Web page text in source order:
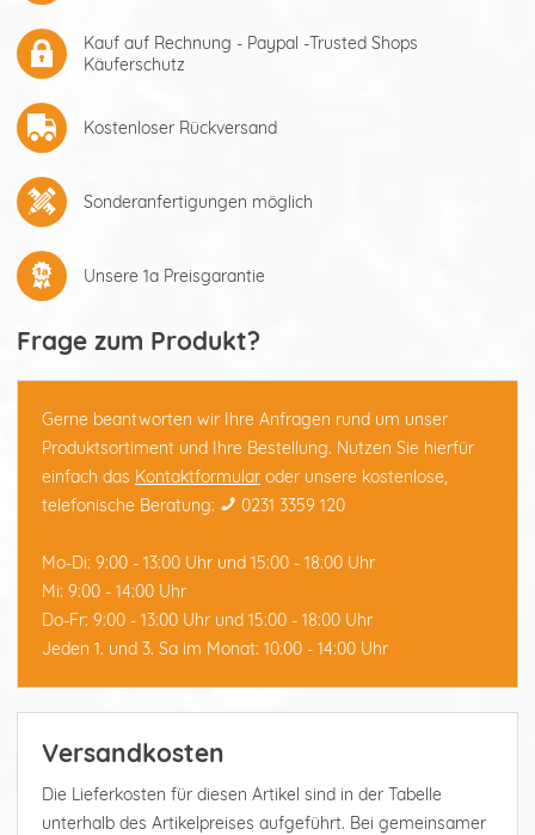
Kauf auf Rechnung - Paypal -Trusted Shops
Käuferschutz
Kostenloser Rückversand
Sonderanfertigungen möglich
Unsere 1a Preisgarantie
Frage zum Produkt?
Gerne beantworten wir Ihre Anfragen rund um unser
Produktsortiment und Ihre Bestellung. Nutzen Sie hierfür
einfach das Kontaktformular oder unsere kostenlose,
telefonische Beratung:
0231 3359 120
Mo-Di: 9:00 - 13:00 Uhr und 15:00 - 18:00 Uhr
Mi: 9:00 - 14:00 Uhr
Do-Fr: 9:00 - 13:00 Uhr und 15:00 - 18:00 Uhr
Jeden 1. und 3. Sa im Monat: 10:00 - 14:00 Uhr
Versandkosten
Die Lieferkosten für diesen Artikel sind in der Tabelle
unterhalb des Artikelpreises aufgeführt. Bei gemeinsamer